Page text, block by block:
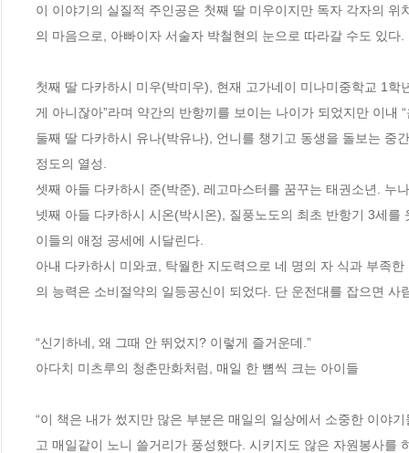
이 이야기의 실질적 주인공은 첫째 딸 미우이지만 독자 각자의
의 마음으로, 아빠이자 서술자 박철현의 눈으로 따라갈 수도 있
첫째 딸 다카하시 미우(박미우), 현재 고가네이 미나미중학교 1
게 아니잖아”라며 약간의 반항끼를 보이는 나이가 되었지만 이
둘째 딸 다카하시 유나(박유나), 언니를 챙기고 동생을 돌보는 중
정도의 열성.
셋째 아들 다카하시 준(박준), 레고마스터를 꿈꾸는 태권소년.
넷째 아들 다카하시 시온(박시온), 질풍노도의 최초 반항기 3세
이들의 애정 공세에 시달린다.
아내 다카하시 미와코, 탁월한 지도력으로 네 명의 자 식과 부족
의 능력은 소비절약의 일등공신이 되었다. 단 운전대를 잡으면 사
“신기하네, 왜 그때 안 뛰었지? 이렇게 즐거운데.”
아다치 미츠루의 청춘만화처럼, 매일 한 뼘씩 크는 아이들
“이 책은 내가 썼지만 많은 부분은 매일의 일상에서 소중한 이야
고 매일같이 노니 쓸거리가 풍성했다. 시키지도 않은 자원봉사